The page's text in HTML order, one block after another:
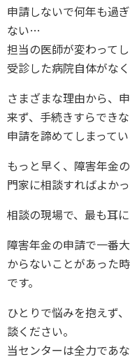
申請しないで何年も過
ない…
担当の医師が変わって
受診した病院自体がな
さまざまな理由から、
来ず、手続きすらでき
申請を諦めてしまって
もっと早く、障害年金
門家に相談すればよかっ
相談の現場で、最も耳に
障害年金の申請で一番
からないことがあった
です。
ひとりで悩みを抱えず
談ください。
当センターは全力であ